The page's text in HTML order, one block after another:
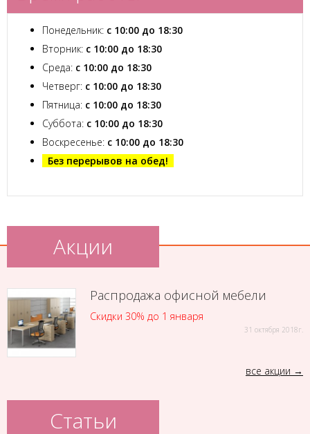
Понедельник: с 10:00 до 18:30
Вторник: с 10:00 до 18:30
Среда: с 10:00 до 18:30
Четверг: с 10:00 до 18:30
Пятница: с 10:00 до 18:30
Суббота: с 10:00 до 18:30
Воскресенье: с 10:00 до 18:30
Без перерывов на обед!
Акции
Распродажа офисной мебели
Скидки 30% до 1 января
31 октября 2018г.
все акции
Статьи